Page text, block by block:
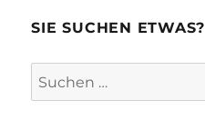
SIE SUCHEN ETWAS?
Suchen
nach: